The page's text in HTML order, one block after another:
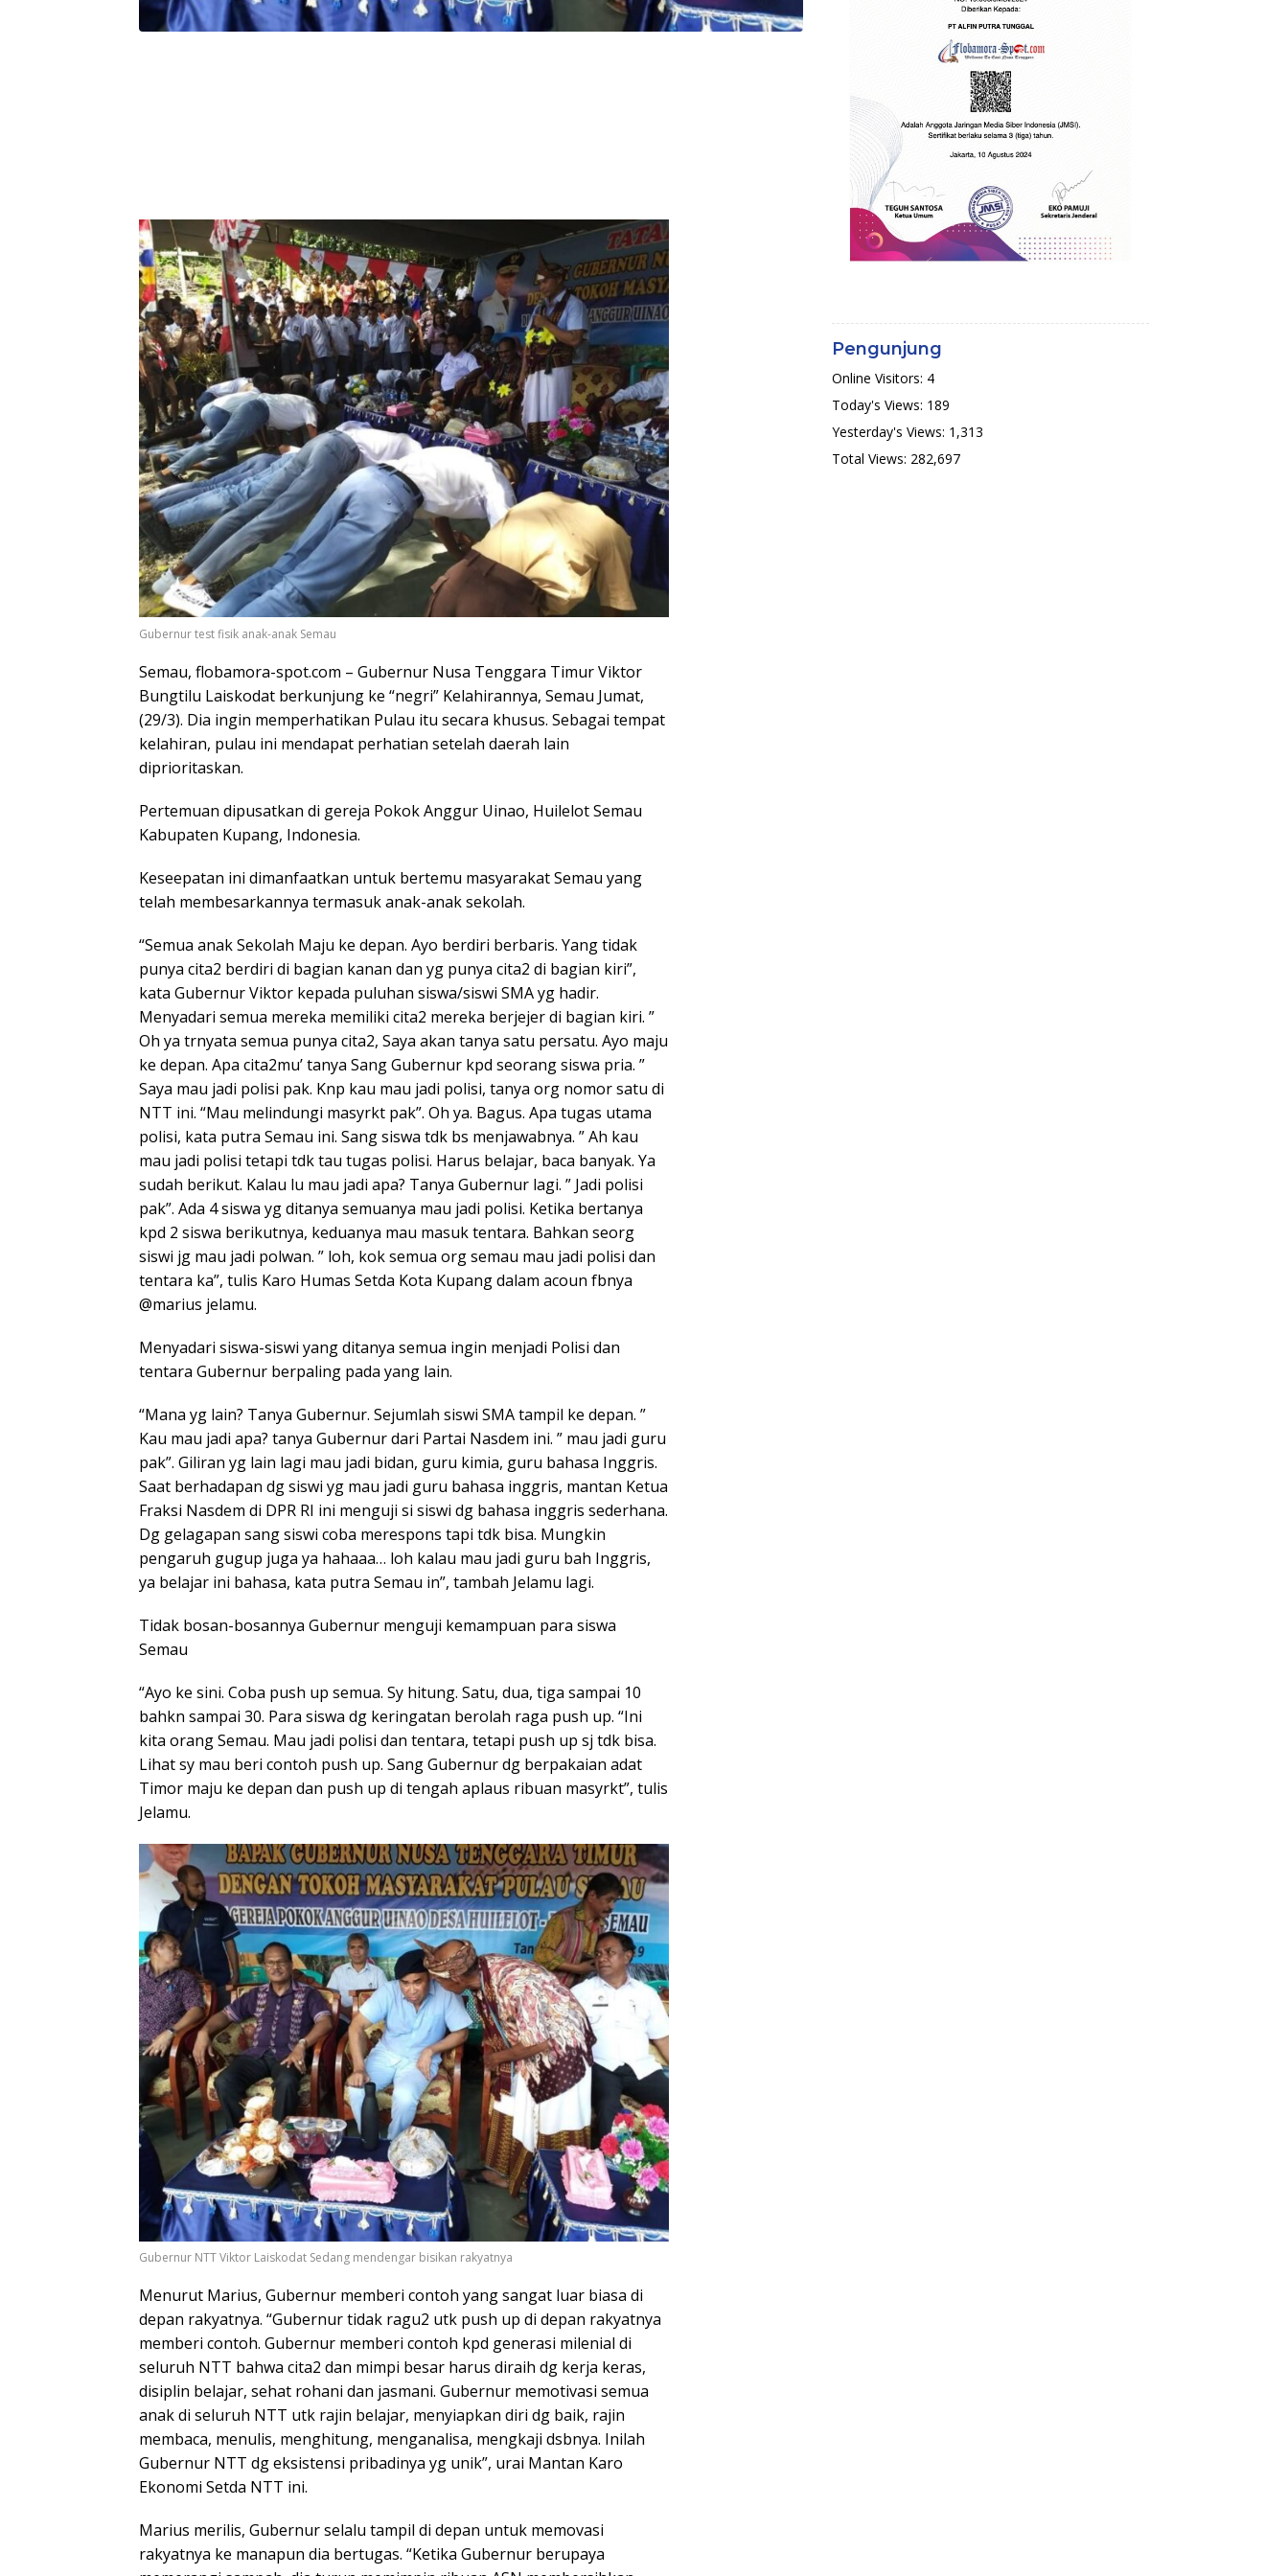
Gubernur test fisik anak-anak Semau
Semau, flobamora-spot.com – Gubernur Nusa Tenggara Timur Viktor
Bungtilu Laiskodat berkunjung ke “negri” Kelahirannya, Semau Jumat,
(29/3). Dia ingin memperhatikan Pulau itu secara khusus. Sebagai tempat
kelahiran, pulau ini mendapat perhatian setelah daerah lain
diprioritaskan.
Pertemuan dipusatkan di gereja Pokok Anggur Uinao, Huilelot Semau
Kabupaten Kupang, Indonesia.
Keseepatan ini dimanfaatkan untuk bertemu masyarakat Semau yang
telah membesarkannya termasuk anak-anak sekolah.
“Semua anak Sekolah Maju ke depan. Ayo berdiri berbaris. Yang tidak
punya cita2 berdiri di bagian kanan dan yg punya cita2 di bagian kiri”,
kata Gubernur Viktor kepada puluhan siswa/siswi SMA yg hadir.
Menyadari semua mereka memiliki cita2 mereka berjejer di bagian kiri. ”
Oh ya trnyata semua punya cita2, Saya akan tanya satu persatu. Ayo maju
ke depan. Apa cita2mu’ tanya Sang Gubernur kpd seorang siswa pria. ”
Saya mau jadi polisi pak. Knp kau mau jadi polisi, tanya org nomor satu di
NTT ini. “Mau melindungi masyrkt pak”. Oh ya. Bagus. Apa tugas utama
polisi, kata putra Semau ini. Sang siswa tdk bs menjawabnya. ” Ah kau
mau jadi polisi tetapi tdk tau tugas polisi. Harus belajar, baca banyak. Ya
sudah berikut. Kalau lu mau jadi apa? Tanya Gubernur lagi. ” Jadi polisi
pak”. Ada 4 siswa yg ditanya semuanya mau jadi polisi. Ketika bertanya
kpd 2 siswa berikutnya, keduanya mau masuk tentara. Bahkan seorg
siswi jg mau jadi polwan. ” loh, kok semua org semau mau jadi polisi dan
tentara ka”, tulis Karo Humas Setda Kota Kupang dalam acoun fbnya
@marius jelamu.
Menyadari siswa-siswi yang ditanya semua ingin menjadi Polisi dan
tentara Gubernur berpaling pada yang lain.
“Mana yg lain? Tanya Gubernur. Sejumlah siswi SMA tampil ke depan. ”
Kau mau jadi apa? tanya Gubernur dari Partai Nasdem ini. ” mau jadi guru
pak”. Giliran yg lain lagi mau jadi bidan, guru kimia, guru bahasa Inggris.
Saat berhadapan dg siswi yg mau jadi guru bahasa inggris, mantan Ketua
Fraksi Nasdem di DPR RI ini menguji si siswi dg bahasa inggris sederhana.
Dg gelagapan sang siswi coba merespons tapi tdk bisa. Mungkin
pengaruh gugup juga ya hahaaa… loh kalau mau jadi guru bah Inggris,
ya belajar ini bahasa, kata putra Semau in”, tambah Jelamu lagi.
Tidak bosan-bosannya Gubernur menguji kemampuan para siswa
Semau
“Ayo ke sini. Coba push up semua. Sy hitung. Satu, dua, tiga sampai 10
bahkn sampai 30. Para siswa dg keringatan berolah raga push up. “Ini
kita orang Semau. Mau jadi polisi dan tentara, tetapi push up sj tdk bisa.
Lihat sy mau beri contoh push up. Sang Gubernur dg berpakaian adat
Timor maju ke depan dan push up di tengah aplaus ribuan masyrkt”, tulis
Jelamu.
Gubernur NTT Viktor Laiskodat Sedang mendengar bisikan rakyatnya
Menurut Marius, Gubernur memberi contoh yang sangat luar biasa di
depan rakyatnya. “Gubernur tidak ragu2 utk push up di depan rakyatnya
memberi contoh. Gubernur memberi contoh kpd generasi milenial di
seluruh NTT bahwa cita2 dan mimpi besar harus diraih dg kerja keras,
disiplin belajar, sehat rohani dan jasmani. Gubernur memotivasi semua
anak di seluruh NTT utk rajin belajar, menyiapkan diri dg baik, rajin
membaca, menulis, menghitung, menganalisa, mengkaji dsbnya. Inilah
Gubernur NTT dg eksistensi pribadinya yg unik”, urai Mantan Karo
Ekonomi Setda NTT ini.
Marius merilis, Gubernur selalu tampil di depan untuk memovasi
rakyatnya ke manapun dia bertugas. “Ketika Gubernur berupaya
Pengunjung
Online Visitors: 4
Today's Views: 189
Yesterday's Views: 1,313
Total Views: 282,697